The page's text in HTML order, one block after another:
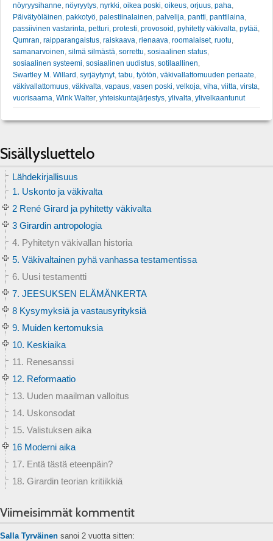
nöyryysihanne nöyryytys nyrkki oikea poski oikeus orjuus paha
Päivätyöläinen pakkotyö palestiinalainen palvelija pantti panttilaina
passiivinen vastarinta petturi protesti provosoid pyhitetty väkivalta pytää
Qumran raipparangaistus raiskaava rienaava roomalaiset, ruotu
samanarvoinen silmä silmästä sorrettu sosiaalinen status
sosiaalinen systeemi sosiaalinen uudistus sotilaallinen
Swartley M. Willard syrjäytynyt, tabu työtön väkivallattomuuden periaate
väkivallattomuus väkivalta vapaus vasen poski velkoja viha viitta virsta
vuorisaarna Wink Walter yhteiskuntajärjestys ylivalta ylivelkaantunut
Sisällysluettelo
Lähdekirjallisuus
1. Uskonto ja väkivalta
2 René Girard ja pyhitetty väkivalta
3 Girardin antropologia
4. Pyhitetyn väkivallan historia
5. Väkivaltainen pyhä vanhassa testamentissa
6. Uusi testamentti
7. JEESUKSEN ELÄMÄNKERTA
8 Kysymyksiä ja vastausyrityksiä
9. Muiden kertomuksia
10. Keskiaika
11. Renesanssi
12. Reformaatio
13. Uuden maailman valloitus
14. Uskonsodat
15. Valistuksen aika
16 Moderni aika
17. Entä tästä eteenpäin?
18. Girardin teorian kritiikkiä
Viimeisimmät kommentit
Salla Tyrväinen sanoi 2 vuotta sitten: